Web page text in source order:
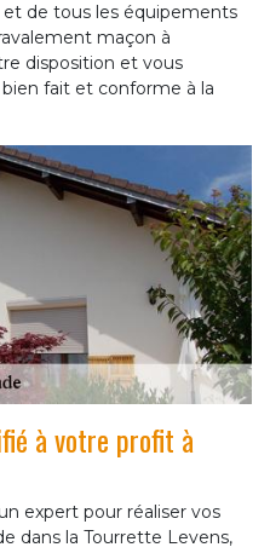
et de tous les équipements
maçon à
disposition et vous
fait et conforme à la
à votre profit à
expert pour réaliser vos
dans la Tourrette Levens,